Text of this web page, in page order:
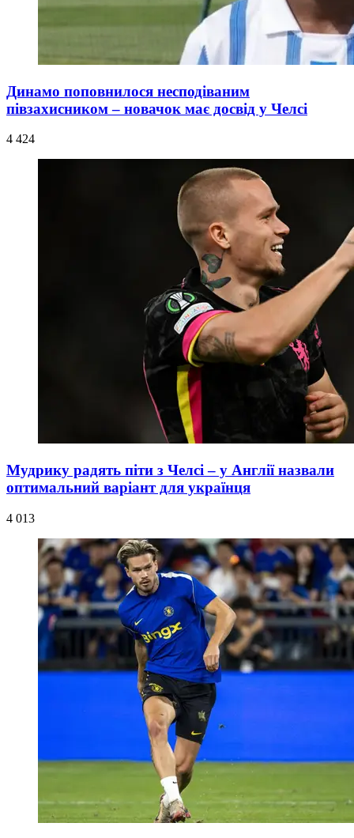
Динамо поповнилося несподіваним
півзахисником – новачок має досвід у Челсі
4 424
Мудрику радять піти з Челсі – у Англії назвали
оптимальний варіант для українця
4 013